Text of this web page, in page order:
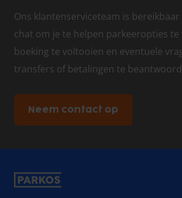
Ons klantenserviceteam is bereikbaar
chat om je te helpen parkeeropties te
boeking te voltooien en eventuele
transfers of betalingen te
Neem contact op